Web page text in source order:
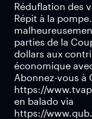
Réduflation des
Répit à la
parties de la
dollars aux
économique
Abonnez-vous à
https://
en balado via
https://